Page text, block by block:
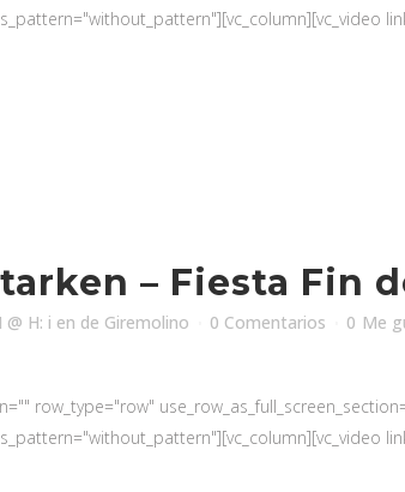
– Fiesta Fin
H: i en de Giremolino 0 Comentarios 0 Me
row_type="row"